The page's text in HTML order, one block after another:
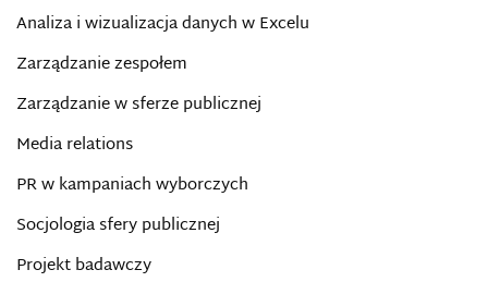
Analiza i wizualizacja danych w Excelu
Zarządzanie zespołem
Zarządzanie w sferze publicznej
Media relations
PR w kampaniach wyborczych
Socjologia sfery publicznej
Projekt badawczy